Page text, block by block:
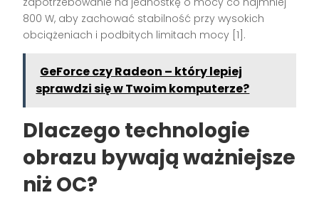
800 W, aby zachować stabilność przy wysokich
obciążeniach i podbitych limitach mocy [1].
GeForce czy Radeon – który lepiej
sprawdzi się w Twoim komputerze?
Dlaczego technologie
obrazu bywają ważniejsze
niż OC?